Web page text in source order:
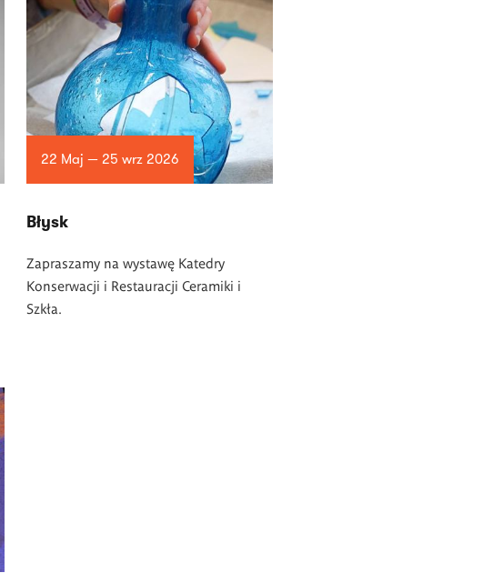
22 Maj — 25 wrz 2026
Błysk
Zapraszamy na wystawę Katedry
Konserwacji i Restauracji Ceramiki i
Szkła.